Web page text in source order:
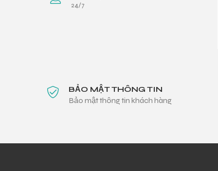
24/7
BẢO MẬT THÔNG TIN
Bảo mật thông tin khách hàng